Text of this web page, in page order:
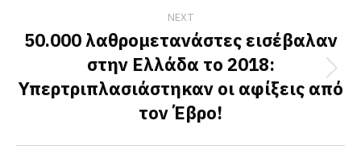
NEXT
Next
post:
50.000 λαθρομετανάστες εισέβαλαν
στην Ελλάδα το 2018:
Υπερτριπλασιάστηκαν οι αφίξεις από
τον Έβρο!